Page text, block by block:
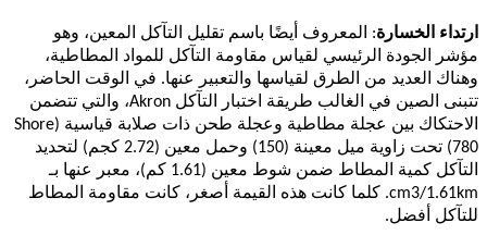
ارتداء الخسارة: المعروف أيضًا باسم تقليل التآكل المعين، وهو
مؤشر الجودة الرئيسي لقياس مقاومة التآكل للمواد المطاطية،
وهناك العديد من الطرق لقياسها والتعبير عنها. في الوقت الحاضر،
تتبنى الصين في الغالب طريقة اختبار التآكل Akron، والتي تتضمن
الاحتكاك بين عجلة مطاطية وعجلة طحن ذات صلابة قياسية (Shore
780) تحت زاوية ميل معينة (150) وحمل معين (2.72 كجم) لتحديد
التآكل كمية المطاط ضمن شوط معين (1.61 كم)، معبر عنها بـ
cm3/1.61km. كلما كانت هذه القيمة أصغر، كانت مقاومة المطاط
للتآكل أفضل.